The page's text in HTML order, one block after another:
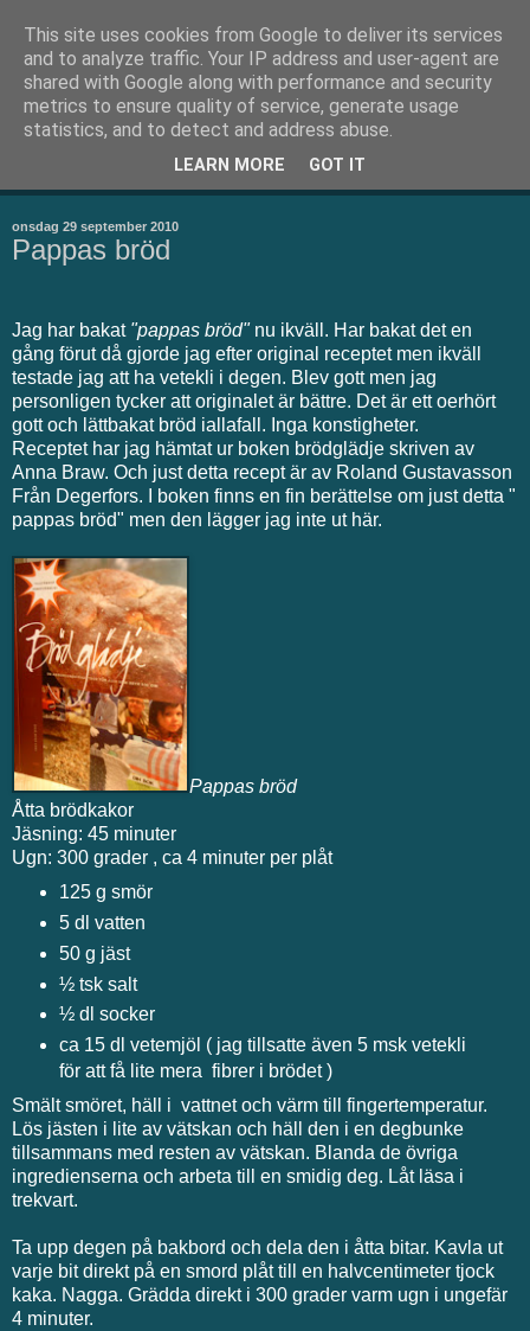
Thean.se
Välkommen till min blogg. Här skriver jag om små och stora
ting. Men kanske framförallt om bakning som är mitt stora
onsdag 29 september 2010
Pappas bröd
Jag har bakat"pappas bröd"nu ikväll. Har bakat det en
gång förut då gjorde jag efter original receptet men ikväll
testade jag att ha vetekli i degen. Blev gott men jag
personligen tycker att originalet är bättre. Det är ett oerhört
gott och lättbakat bröd iallafall. Inga konstigheter.
Receptet har jag hämtat ur boken brödglädje skriven av
Anna Braw. Och just detta recept är av Roland Gustavasson
Från Degerfors. I boken finns en fin berättelse om just detta "
pappas bröd" men den lägger jag inte ut här.
Pappas bröd
Åtta brödkakor
Jäsning: 45 minuter
Ugn: 300 grader , ca 4 minuter per plåt
125 g smör
5 dl vatten
50 g jäst
½ tsk salt
½ dl socker
ca 15 dl vetemjöl ( jag tillsatte även 5 msk vetekli
för att få lite mera fibrer i brödet )
Smält smöret, häll i vattnet och värm till fingertemperatur.
Lös jästen i lite av vätskan och häll den i en degbunke
tillsammans med resten av vätskan. Blanda de övriga
ingredienserna och arbeta till en smidig deg. Låt läsa i
trekvart.
Ta upp degen på bakbord och dela den i åtta bitar. Kavla ut
varje bit direkt på en smord plåt till en halvcentimeter tjock
kaka. Nagga. Grädda direkt i 300 grader varm ugn i ungefär
4 minuter.
This site uses cookies from Google to deliver its services
and to analyze traffic. Your IP address and user-agent are
shared with Google along with performance and security
metrics to ensure quality of service, generate usage
statistics, and to detect and address abuse.
LEARN MORE GOT IT